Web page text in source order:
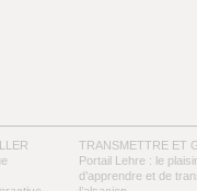
TRANSMETTRE ET
Portail Lehre : le plaisir
d’apprendre et de